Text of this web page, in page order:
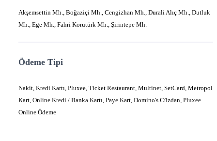
Akşemsettin Mh., Boğaziçi Mh., Cengizhan Mh., Durali Alıç Mh., Dutluk
Mh., Ege Mh., Fahri Korutürk Mh., Şirintepe Mh.
Ödeme Tipi
Nakit, Kredi Kartı, Pluxee, Ticket Restaurant, Multinet, SetCard, Metropol
Kart, Online Kredi / Banka Kartı, Paye Kart, Domino's Cüzdan, Pluxee
Online Ödeme